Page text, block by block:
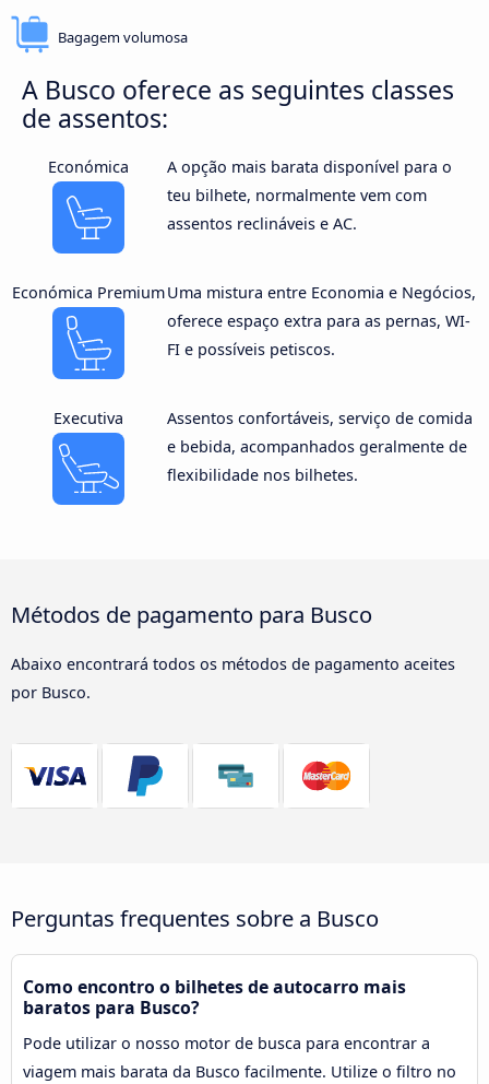
Bagagem volumosa
A Busco oferece as seguintes classes
de assentos:
Económica
A opção mais barata disponível para o
teu bilhete, normalmente vem com
assentos reclináveis e AC.
Económica PremiumUma mistura entre Economia e Negócios,
oferece espaço extra para as pernas, WI-
FI e possíveis petiscos.
Executiva
Assentos confortáveis, serviço de comida
e bebida, acompanhados geralmente de
flexibilidade nos bilhetes.
Métodos de pagamento para Busco
Abaixo encontrará todos os métodos de pagamento aceites
por Busco.
Perguntas frequentes sobre a Busco
Como encontro o bilhetes de autocarro mais
baratos para Busco?
Pode utilizar o nosso motor de busca para encontrar a
viagem mais barata da Busco facilmente. Utilize o filtro no